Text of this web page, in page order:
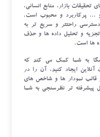
بازار، منابع انسانی،
... پرکاربرد و محبوب است.
راحتتر و سریع تر به
و تحلیل داده ها و حذف
ها است.
به شما کمک می کند که
ایجاد کنید، آن را در
قالب نمودار ها و شاخص های
پیشرفته تر نظرسنجی به شما